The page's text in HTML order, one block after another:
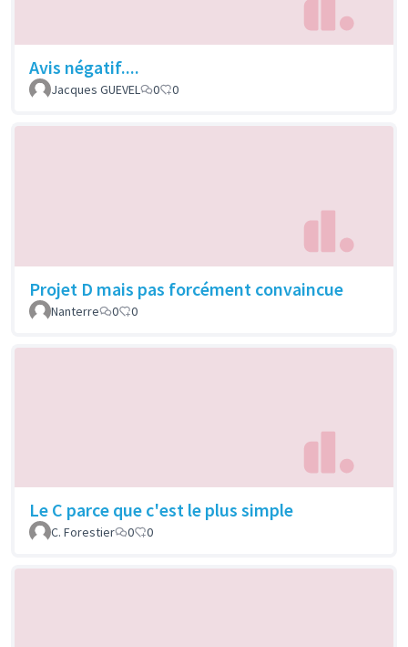
Avis négatif....
Jacques GUEVEL 0 0
Projet D mais pas forcément convaincue
Nanterre 0 0
Le C parce que c'est le plus simple
C. Forestier 0 0